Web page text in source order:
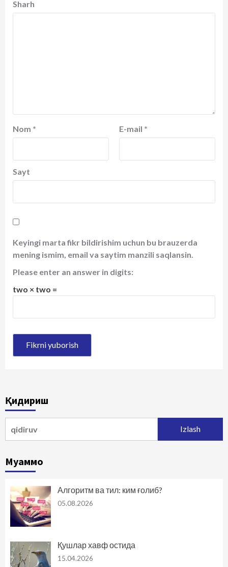
Sharh
Nom * E-mail *
Sayt
Keyingi marta fikr bildirishim uchun bu brauzerda
mening ismim, email va saytim manzili saqlansin.
Please enter an answer in digits:
two × two =
Қидириш
Муаммо
Алгоритм ва тил: ким ғолиб?
05.08.2026
Қушлар хавф остида
15.04.2026